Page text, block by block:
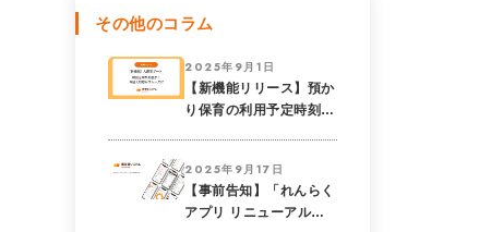
その他のコラム
2025年9月1日
【新機能リリース】預か
り保育の利用予定時刻を
ュボード機能
2025年9月17日
【事前告知】「れんらく
アプリ リニューアル」